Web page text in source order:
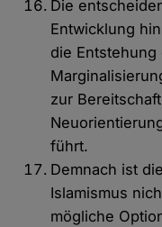
Die
Entwicklung
die
zur
führt.
Demnach ist
Islamismus
mögliche